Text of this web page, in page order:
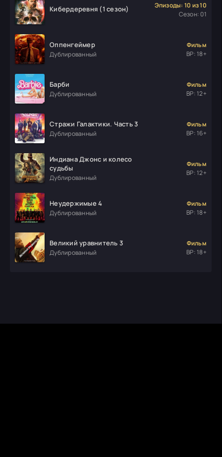
Кибердеревня (1 сезон)
Эпизоды: 10 из 10
Сезон: 01
Оппенгеймер
Дублированный
Фильм
ВР: 18+
Барби
Дублированный
Фильм
ВР: 12+
Стражи Галактики. Часть 3
Дублированный
Фильм
ВР: 16+
Индиана Джонс и колесо
судьбы
Дублированный
Фильм
ВР: 12+
Неудержимые 4
Дублированный
Фильм
ВР: 18+
Великий уравнитель 3
Дублированный
Фильм
ВР: 18+